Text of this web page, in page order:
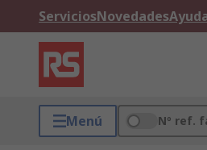
ServiciosNovedades
Menú Nº ref.